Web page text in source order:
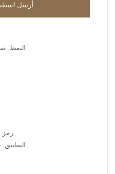
بارزة لا تضاهى من
إلى ذلك ، وتتمتع
سيراميكا عيوب
Look 200x1200
أرسل
النمط:
رمز